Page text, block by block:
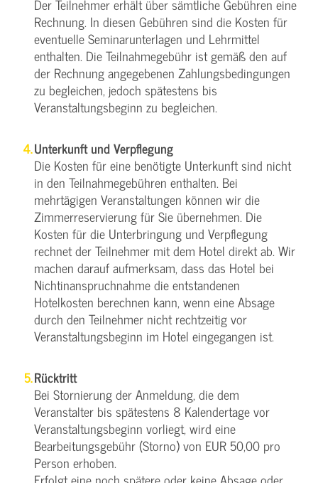
Der Teilnehmer erhält über sämtliche Gebühren eine
Rechnung. In diesen Gebühren sind die Kosten für
eventuelle Seminarunterlagen und Lehrmittel
enthalten. Die Teilnahmegebühr ist gemäß den auf
der Rechnung angegebenen Zahlungsbedingungen
zu begleichen, jedoch spätestens bis
Veranstaltungsbeginn zu begleichen.
Unterkunft und Verpflegung
Die Kosten für eine benötigte Unterkunft sind nicht
in den Teilnahmegebühren enthalten. Bei
mehrtägigen Veranstaltungen können wir die
Zimmerreservierung für Sie übernehmen. Die
Kosten für die Unterbringung und Verpflegung
rechnet der Teilnehmer mit dem Hotel direkt ab. Wir
machen darauf aufmerksam, dass das Hotel bei
Nichtinanspruchnahme die entstandenen
Hotelkosten berechnen kann, wenn eine Absage
durch den Teilnehmer nicht rechtzeitig vor
Veranstaltungsbeginn im Hotel eingegangen ist.
Rücktritt
Bei Stornierung der Anmeldung, die dem
Veranstalter bis spätestens 8 Kalendertage vor
Veranstaltungsbeginn vorliegt, wird eine
Bearbeitungsgebühr (Storno) von EUR 50,00 pro
Person erhoben.